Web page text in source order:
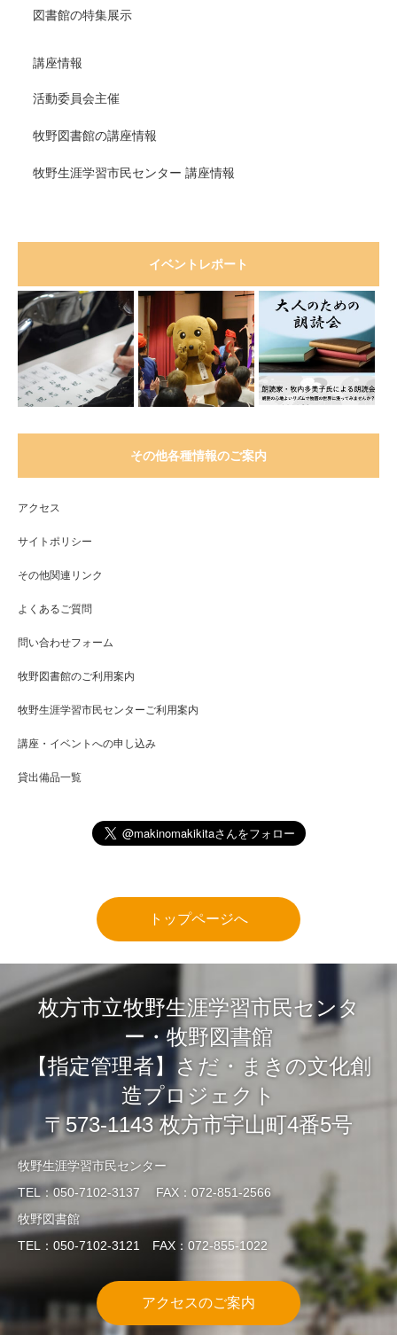
図書館の特集展示
講座情報
活動委員会主催
牧野図書館の講座情報
牧野生涯学習市民センター 講座情報
イベントレポート
その他各種情報のご案内
アクセス
サイトポリシー
その他関連リンク
よくあるご質問
問い合わせフォーム
牧野図書館のご利用案内
牧野生涯学習市民センターご利用案内
講座・イベントへの申し込み
貸出備品一覧
トップページへ
枚方市立牧野生涯学習市民センタ
ー・牧野図書館
【指定管理者】さだ・まきの文化創
造プロジェクト
〒573-1143 枚方市宇山町4番5号
牧野生涯学習市民センター
TEL：050-7102-3137 FAX：072-851-2566
牧野図書館
TEL：050-7102-3121 FAX：072-855-1022
アクセスのご案内